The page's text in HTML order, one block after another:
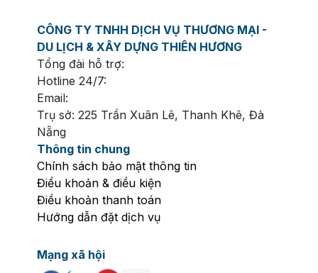
CÔNG TY TNHH DỊCH VỤ THƯƠNG MẠI -
DU LỊCH & XÂY DỰNG THIÊN HƯƠNG
Tổng đài hỗ trợ:
Hotline 24/7:
Email:
Trụ sở: 225 Trần Xuân Lê, Thanh Khê, Đà
Nẵng
Thông tin chung
Chính sách bảo mật thông tin
Điều khoản & điều kiện
Điều khoản thanh toán
Hướng dẫn đặt dịch vụ
Mạng xã hội